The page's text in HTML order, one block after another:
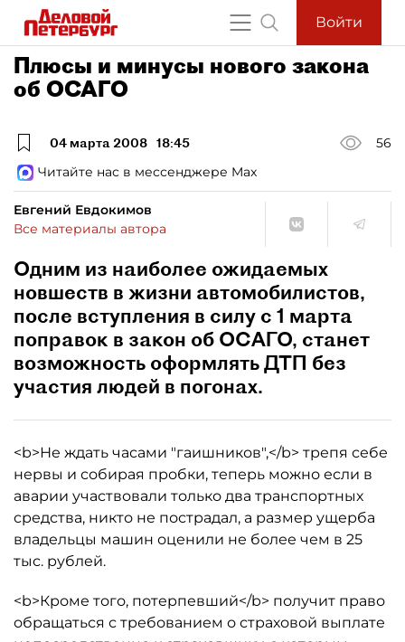
Войти
Плюсы и минусы нового закона
об ОСАГО
04 марта 2008 18:45
56
Читайте нас в мессенджере Max
Евгений Евдокимов
Все материалы автора
Одним из наиболее ожидаемых
новшеств в жизни автомобилистов,
после вступления в силу с 1 марта
поправок в закон об ОСАГО, станет
возможность оформлять ДТП без
участия людей в погонах.
<b>Не ждать часами "гаишников",</b> трепя себе
нервы и собирая пробки, теперь можно если в
аварии участвовали только два транспортных
средства, никто не пострадал, а размер ущерба
владельцы машин оценили не более чем в 25
тыс. рублей.
<b>Кроме того, потерпевший</b> получит право
обращаться с требованием о страховой выплате